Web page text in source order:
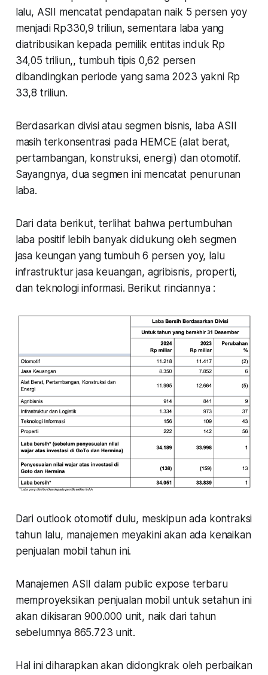
lalu, ASII mencatat pendapatan naik 5 persen yoy
menjadi Rp330,9 triliun, sementara laba yang
diatribusikan kepada pemilik entitas induk Rp
34,05 triliun,, tumbuh tipis 0,62 persen
dibandingkan periode yang sama 2023 yakni Rp
33,8 triliun.
Berdasarkan divisi atau segmen bisnis, laba ASII
masih terkonsentrasi pada HEMCE (alat berat,
pertambangan, konstruksi, energi) dan otomotif.
Sayangnya, dua segmen ini mencatat penurunan
laba.
Dari data berikut, terlihat bahwa pertumbuhan
laba positif lebih banyak didukung oleh segmen
jasa keungan yang tumbuh 6 persen yoy, lalu
infrastruktur jasa keuangan, agribisnis, properti,
dan teknologi informasi. Berikut rinciannya :
Dari outlook otomotif dulu, meskipun ada kontraksi
tahun lalu, manajemen meyakini akan ada kenaikan
penjualan mobil tahun ini.
Manajemen ASII dalam public expose terbaru
memproyeksikan penjualan mobil untuk setahun ini
akan dikisaran 900.000 unit, naik dari tahun
sebelumnya 865.723 unit.
Hal ini diharapkan akan didongkrak oleh perbaikan